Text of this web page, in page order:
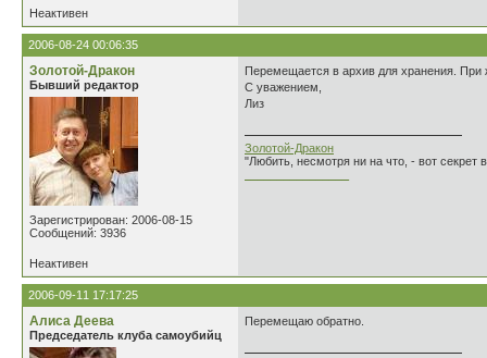
Неактивен
2006-08-24 00:06:35
Золотой-Дракон
Бывший редактор
Зарегистрирован: 2006-08-15
Сообщений: 3936
Перемещается в архив для хранения. При
С уважением,
Лиз
Золотой-Дракон
"Любить, несмотря ни на что, - вот
Неактивен
2006-09-11 17:17:25
Алиса Деева
Председатель клуба самоубийц
Перемещаю обратно.